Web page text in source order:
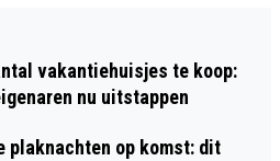
vakantiehuisjes te koop:
nu uitstappen
plaknachten op komst: dit